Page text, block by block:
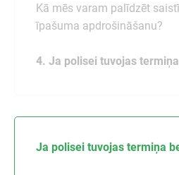
Kā mēs varam palīdzēt
īpašuma apdrošināšanu?
4. Ja polisei tuvojas
Ja polisei tuvojas termiņa